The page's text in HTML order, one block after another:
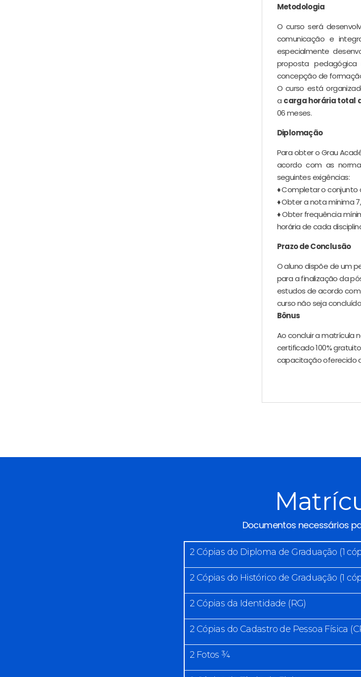
Metodologia
O curso será
comunicação e
especialmente
proposta
concepção de
O curso está
a carga horária total
06 meses.
Diplomação
Para obter o Grau
acordo com as
seguintes exigências:
♦Completar o conjunto
♦Obter a nota mínima
♦Obter frequência
horária de cada
Prazo de Conclusão
O aluno dispõe de um
para a finalização da
estudos de acordo
curso não seja
Bônus
Ao concluir a matrícula
certificado 100%
capacitação oferecido
Documentos necessários
2 Cópias do Diploma de Graduação (1
2 Cópias do Histórico de Graduação (1
2 Cópias da Identidade (RG)
2 Cópias do Cadastro de Pessoa Física
2 Fotos ¾